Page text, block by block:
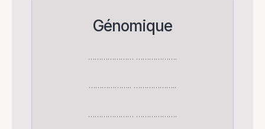
Génomique
………………… ……………….
……………….. ………………..
………………… ……………….